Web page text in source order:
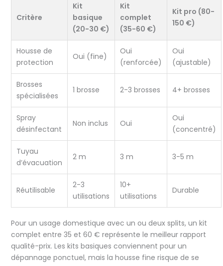
Critère
Kit
basique
(20-30 €)
Kit
complet
(35-60 €)
Kit pro (80-
150 €)
Housse de
protection
Oui (fine)
Oui
(renforcée)
Oui
(ajustable)
Brosses
spécialisées
1 brosse 2-3 brosses 4+ brosses
Spray
désinfectant
Non inclus Oui
Oui
(concentré)
Tuyau
d’évacuation
2 m 3 m 3-5 m
Réutilisable
2-3
utilisations
10+
utilisations
Durable
Pour un usage domestique avec un ou deux splits, un kit
complet entre 35 et 60 € représente le meilleur rapport
qualité-prix. Les kits basiques conviennent pour un
dépannage ponctuel, mais la housse fine risque de se